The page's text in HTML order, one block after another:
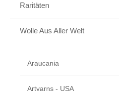
Raritäten
Wolle Aus Aller Welt
Araucania
Artyarns - USA